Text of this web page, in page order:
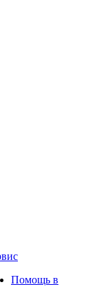
Помощь в